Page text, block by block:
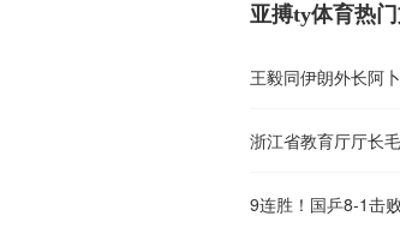
亚搏ty体育热
王毅同伊朗外长阿
浙江省教育厅厅长
9连胜！国乒8-1击